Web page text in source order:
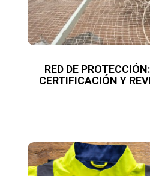
RED DE
CERTIFICACIÓN Y